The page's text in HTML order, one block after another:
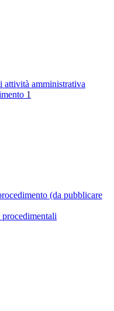
attività amministrativa
1
(da pubblicare